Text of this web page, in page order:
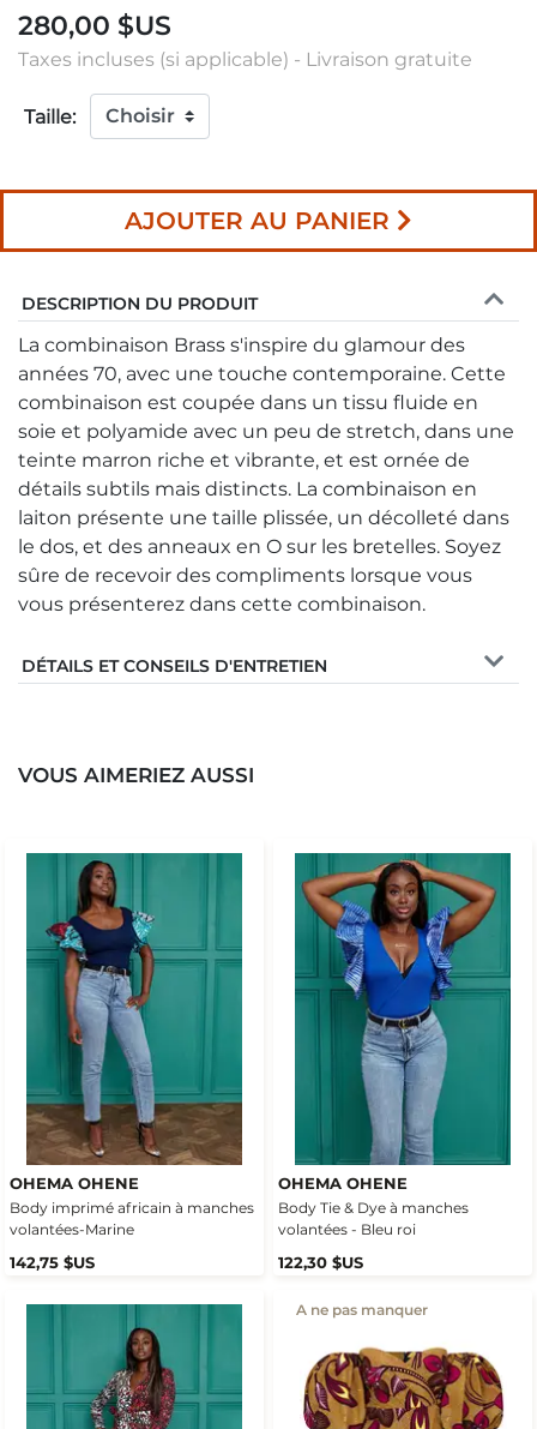
280,00 $US
Taxes incluses (si applicable) - Livraison gratuite
Taille:
AJOUTER AU PANIER
DESCRIPTION DU PRODUIT
La combinaison Brass s'inspire du glamour des
années 70, avec une touche contemporaine. Cette
combinaison est coupée dans un tissu fluide en
soie et polyamide avec un peu de stretch, dans une
teinte marron riche et vibrante, et est ornée de
détails subtils mais distincts. La combinaison en
laiton présente une taille plissée, un décolleté dans
le dos, et des anneaux en O sur les bretelles. Soyez
sûre de recevoir des compliments lorsque vous
vous présenterez dans cette combinaison.
DÉTAILS ET CONSEILS D'ENTRETIEN
VOUS AIMERIEZ AUSSI
OHEMA OHENE
Body imprimé africain à manches
volantées-Marine
142,75 $US
OHEMA OHENE
Body Tie & Dye à manches
volantées - Bleu roi
122,30 $US
A ne pas manquer